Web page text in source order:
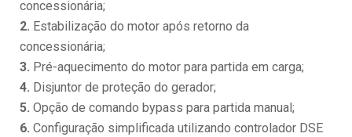
concessionária;
2. Estabilização do motor após retorno da
concessionária;
3. Pré-aquecimento do motor para partida em carga;
4. Disjuntor de proteção do gerador;
5. Opção de comando bypass para partida manual;
6. Configuração simplificada utilizando controlador DSE